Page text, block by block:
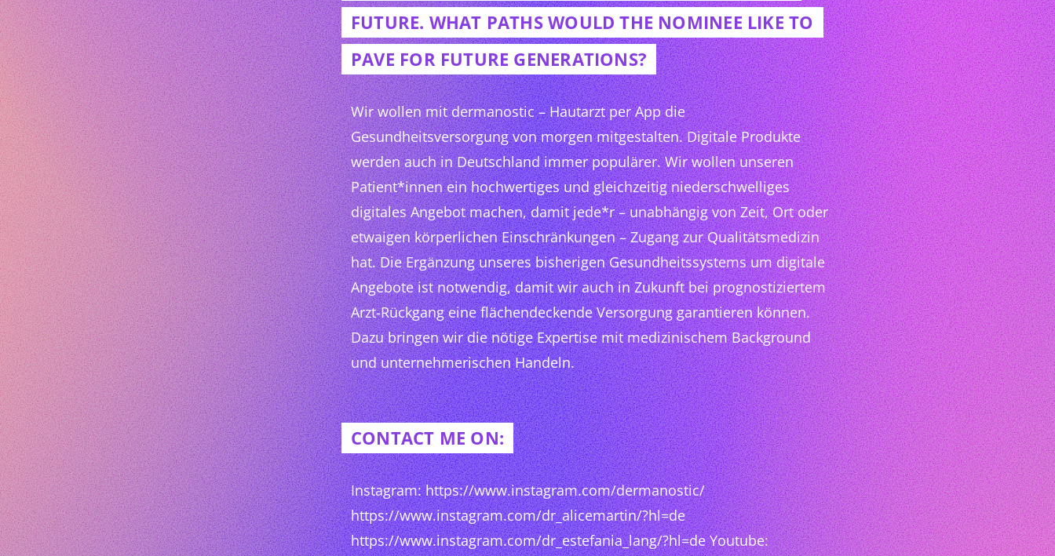
FUTURE. WHAT PATHS WOULD THE NOMINEE LIKE TO
PAVE FOR FUTURE GENERATIONS?
Wir wollen mit dermanostic – Hautarzt per App die
Gesundheitsversorgung von morgen mitgestalten. Digitale Produkte
werden auch in Deutschland immer populärer. Wir wollen unseren
Patient*innen ein hochwertiges und gleichzeitig niederschwelliges
digitales Angebot machen, damit jede*r – unabhängig von Zeit, Ort oder
etwaigen körperlichen Einschränkungen – Zugang zur Qualitätsmedizin
hat. Die Ergänzung unseres bisherigen Gesundheitssystems um digitale
Angebote ist notwendig, damit wir auch in Zukunft bei prognostiziertem
Arzt-Rückgang eine flächendeckende Versorgung garantieren können.
Dazu bringen wir die nötige Expertise mit medizinischem Background
und unternehmerischen Handeln.
CONTACT ME ON:
Instagram: https://www.instagram.com/dermanostic/
https://www.instagram.com/dr_alicemartin/?hl=de
https://www.instagram.com/dr_estefania_lang/?hl=de Youtube: